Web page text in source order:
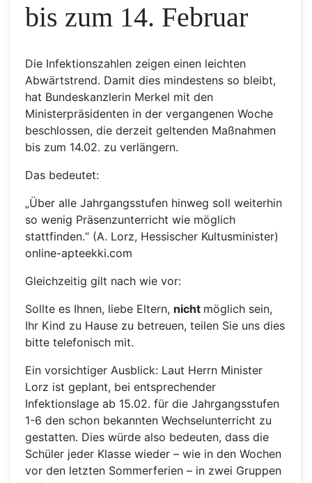
bis zum 14. Februar
Die Infektionszahlen zeigen einen leichten
Abwärtstrend. Damit dies mindestens so bleibt,
hat Bundeskanzlerin Merkel mit den
Ministerpräsidenten in der vergangenen Woche
beschlossen, die derzeit geltenden Maßnahmen
bis zum 14.02. zu verlängern.
Das bedeutet:
„Über alle Jahrgangsstufen hinweg soll weiterhin
so wenig Präsenzunterricht wie möglich
stattfinden.“ (A. Lorz, Hessischer Kultusminister)
online-apteekki.com
Gleichzeitig gilt nach wie vor:
Sollte es Ihnen, liebe Eltern, nicht möglich sein,
Ihr Kind zu Hause zu betreuen, teilen Sie uns dies
bitte telefonisch mit.
Ein vorsichtiger Ausblick: Laut Herrn Minister
Lorz ist geplant, bei entsprechender
Infektionslage ab 15.02. für die Jahrgangsstufen
1-6 den schon bekannten Wechselunterricht zu
gestatten. Dies würde also bedeuten, dass die
Schüler jeder Klasse wieder – wie in den Wochen
vor den letzten Sommerferien – in zwei Gruppen